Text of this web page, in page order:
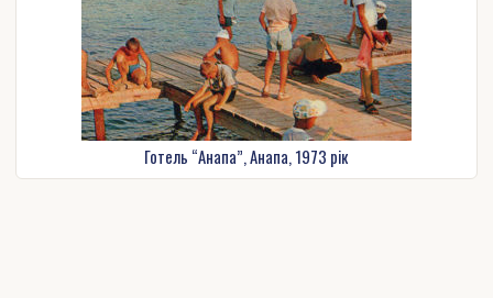
Готель “Анапа”, Анапа, 1973 рік